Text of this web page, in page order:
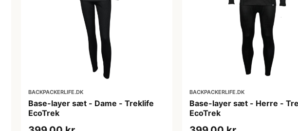
BACKPACKERLIFE.DK
Base-layer sæt - Dame - Treklife
EcoTrek
BACKPACKERLIFE.DK
Base-layer sæt - Herre -
EcoTrek